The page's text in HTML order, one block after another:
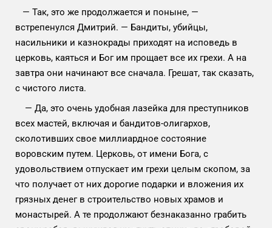
— Так, это же продолжается и поныне, —
встрепенулся Дмитрий. — Бандиты, убийцы,
насильники и казнокрады приходят на исповедь в
церковь, каяться и Бог им прощает все их грехи. А на
завтра они начинают все сначала. Грешат, так сказать,
с чистого листа.
— Да, это очень удобная лазейка для преступников
всех мастей, включая и бандитов-олигархов,
сколотивших свое миллиардное состояние
воровским путем. Церковь, от имени Бога, с
удовольствием отпускает им грехи целым скопом, за
что получает от них дорогие подарки и вложения их
грязных денег в строительство новых храмов и
монастырей. А те продолжают безнаказанно грабить